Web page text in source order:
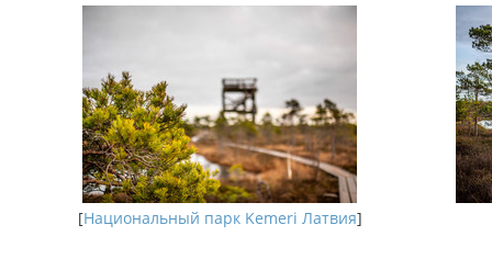
[Национальный парк Kemeri Латвия]